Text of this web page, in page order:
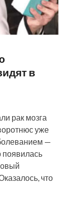
в
рак мозга
уже
—
появилась
что